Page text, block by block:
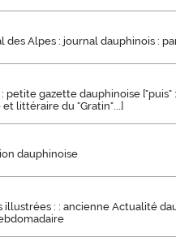
des Alpes : journal dauphinois :
petite gazette dauphinoise
littéraire du "Gratin"...]
dauphinoise
illustrées : : ancienne Actualité